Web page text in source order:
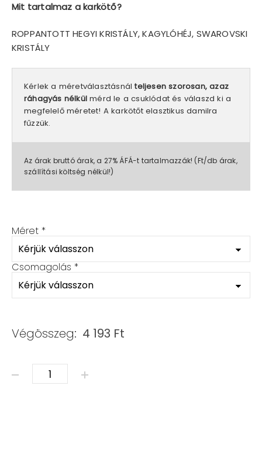
Mit tartalmaz a karkötő?
ROPPANTOTT HEGYI KRISTÁLY, KAGYLÓHÉJ, SWAROVSKI
KRISTÁLY
Kérlek a méretválasztásnálteljesen szorosan, azaz
ráhagyás nélkül mérd le a csuklódat és válaszd ki a
megfelelő méretet! A karkötőt elasztikus damilra
fűzzük.
Az árak bruttó árak, a 27% ÁFÁ-t tartalmazzák! (Ft/db árak,
szállítási költség nélkül!)
Méret *
Csomagolás *
Végösszeg: 4 193 Ft